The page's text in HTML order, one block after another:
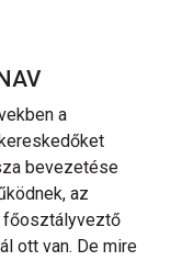
a
bevezetése
az
főosztályveztő
ott van. De mire